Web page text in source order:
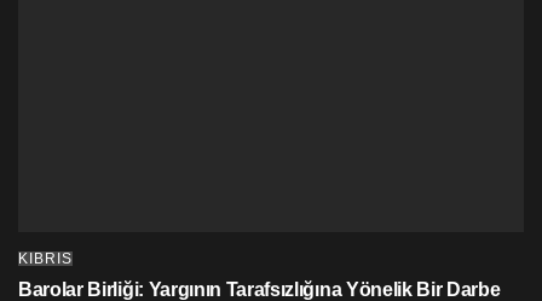
KIBRIS
Barolar Birliği: Yargının Tarafsızlığına Yönelik Bir Darbe